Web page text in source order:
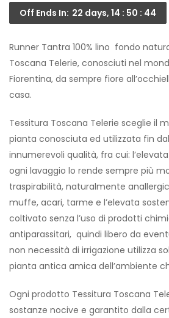
Off Ends In: 22 days, 14 : 50 : 44
Runner Tantra 100% lino fondo
Toscana Telerie, conosciuti nel
Fiorentina, da sempre fiore
casa.
Tessitura Toscana Telerie sceglie il
pianta conosciuta ed utilizzata fin
innumerevoli qualità, fra cui:
ogni lavaggio lo rende sempre più
traspirabilità, naturalmente
muffe, acari, tarme e l’elevata
coltivato senza l’uso di prodotti
antiparassitari, quindi libero da
non necessità di irrigazione utilizza
pianta antica amica dell’ambiente
Ogni prodotto Tessitura Toscana
sostanze nocive e garantito dalla